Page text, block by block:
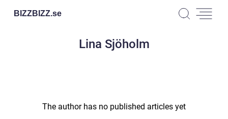
BIZZBIZZ.se
Lina Sjöholm
The author has no published articles yet